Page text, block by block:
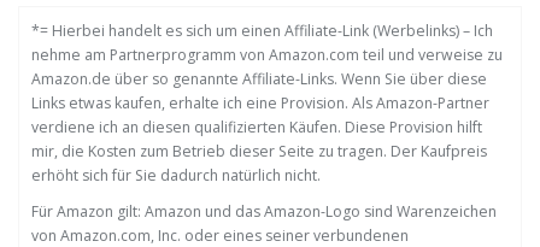
*= Hierbei handelt es sich um einen Affiliate-Link (Werbelinks) – Ich
nehme am Partnerprogramm von Amazon.com teil und verweise zu
Amazon.de über so genannte Affiliate-Links. Wenn Sie über diese
Links etwas kaufen, erhalte ich eine Provision. Als Amazon-Partner
verdiene ich an diesen qualifizierten Käufen. Diese Provision hilft
mir, die Kosten zum Betrieb dieser Seite zu tragen. Der Kaufpreis
erhöht sich für Sie dadurch natürlich nicht.
Für Amazon gilt: Amazon und das Amazon-Logo sind Warenzeichen
von Amazon.com, Inc. oder eines seiner verbundenen